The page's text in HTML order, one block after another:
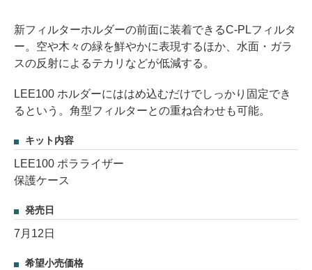
新フィルターホルダーの前面に装着できるC-PLフィルタ
ー。空や木々の緑を鮮やかに表現するほか、水面・ガラ
スの反射によるテカリなどが低減する。
LEE100 ホルダーにははめ込むだけでしっかり固定でき
るという。角型フィルターとの重ね合わせも可能。
キット内容
LEE100 ポラライザー
保護ケース
発売日
7月12日
希望小売価格